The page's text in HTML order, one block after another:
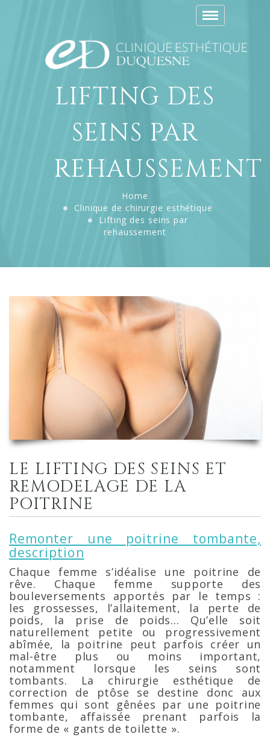
Toggle
navigation
LIFTING DES
SEINS PAR
REHAUSSEMENT
Home
Clinique de chirurgie esthétique
Lifting des seins par
rehaussement
LE LIFTING DES SEINS ET
REMODELAGE DE LA
POITRINE
Remonter une poitrine tombante,
description
Chaque femme s’idéalise une poitrine de
rêve. Chaque femme supporte des
bouleversements apportés par le temps :
les grossesses, l’allaitement, la perte de
poids, la prise de poids… Qu’elle soit
naturellement petite ou progressivement
abîmée, la poitrine peut parfois créer un
mal-être plus ou moins important,
notamment lorsque les seins sont
tombants. La chirurgie esthétique de
correction de ptôse se destine donc aux
femmes qui sont gênées par une poitrine
tombante, affaissée prenant parfois la
forme de « gants de toilette ».